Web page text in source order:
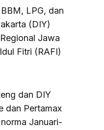
LPG, dan
(DIY)
Jawa
Fitri (RAFI)
dan DIY
dan Pertamax
Januari-